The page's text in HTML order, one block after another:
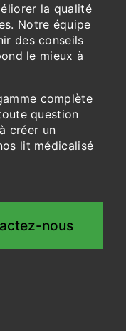
la qualité
Notre équipe
des conseils
le mieux à
complète
question
créer un
lit médicalisé
nous